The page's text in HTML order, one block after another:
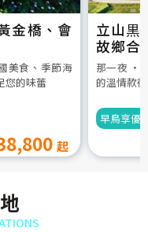
金橋、會
美食、季節海
您的味蕾
立山黒
故鄉合
5日
那一夜 ‧
的溫情款
早鳥享優